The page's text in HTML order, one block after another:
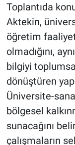
Toplantıda
Aktekin,
öğretim
olmadığını,
bilgiyi
dönüştüren
Üniversite-
bölgesel
sunacağını
çalışmaların